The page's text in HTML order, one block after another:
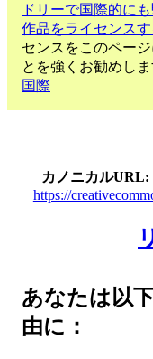
ドリーで国際的に
作品をライセンス
センスをこのペー
とを強くお勧めしま
国際
カノニカルURL
https://
あなたは以
由に：